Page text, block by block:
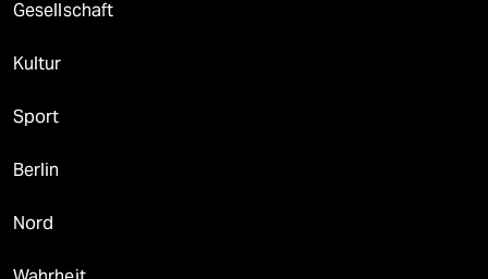
Gesellschaft
Kultur
Sport
Berlin
Nord